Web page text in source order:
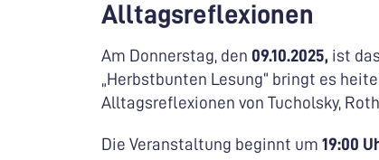
Alltagsreflexionen
Am Donnerstag, den 09.10.2025, ist
„Herbstbunten Lesung“ bringt es
Alltagsreflexionen von Tucholsky,
Die Veranstaltung beginnt um 19:00